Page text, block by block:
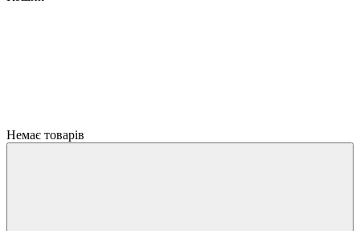
Немає товарів